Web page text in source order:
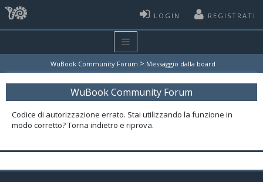
LOGIN REGISTRATI
WuBook Community Forum > Messaggio dalla board
WuBook Community Forum
Codice di autorizzazione errato. Stai utilizzando la funzione in
modo corretto? Torna indietro e riprova.